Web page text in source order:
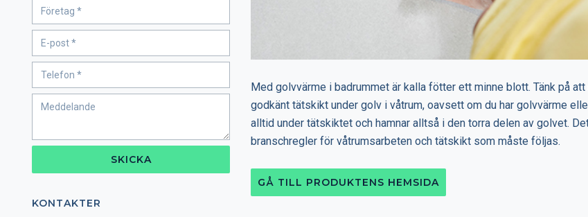
SKICKA
KONTAKTER
Med golvvärme i badrummet är kalla fötter ett minne blott. Tänk på
godkänt tätskikt under golv i våtrum, oavsett om du har golvvärme
alltid under tätskiktet och hamnar alltså i den torra delen av golvet.
branschregler för våtrumsarbeten och tätskikt som måste följas.
GÅ TILL PRODUKTENS HEMSIDA